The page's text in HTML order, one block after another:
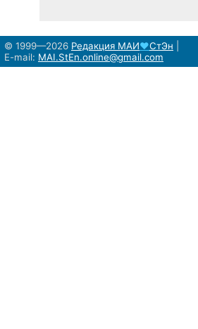
© 1999—2026 Редакция МАИ♥СтЭн
E-mail: MAI.StEn.online@gmail.com